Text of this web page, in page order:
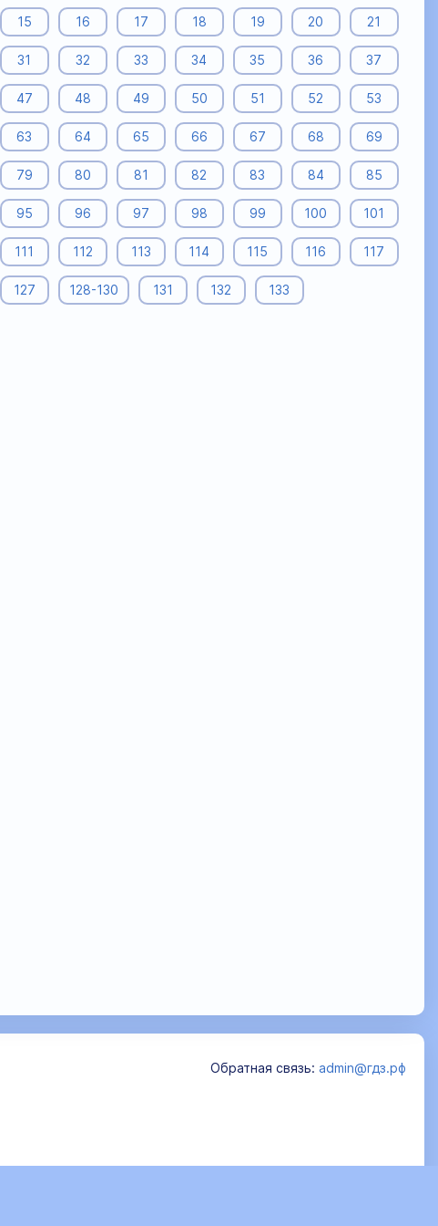
15 16 17 18 19 20 21
31 32 33 34 35 36 37
47 48 49 50 51 52 53
63 64 65 66 67 68 69
79 80 81 82 83 84 85
95 96 97 98 99 100 101
111 112 113 114 115 116 117
127 128-130 131 132 133
Обратная связь: admin@гдз.рф